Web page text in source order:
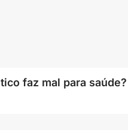
faz mal para